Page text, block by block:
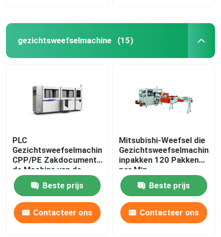
gezichtsweefselmachine (15)
PLC
Gezichtsweefselmachine
CPP/PE Zakdocument
de Machine van de
Bundelverpakking
Beste prijs
Contacteer ons
Mitsubishi-Weefsel die
Gezichtsweefselmachine
inpakken 120 Pakken
per Min
Beste prijs
Contacteer ons